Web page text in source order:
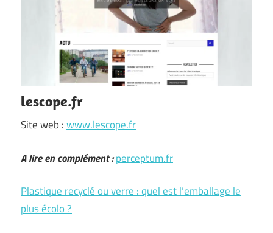
lescope.fr
Site web :www.lescope.fr
A lire en complément :perceptum.fr
Plastique recyclé ou verre : quel est l’emballage le
plus écolo ?